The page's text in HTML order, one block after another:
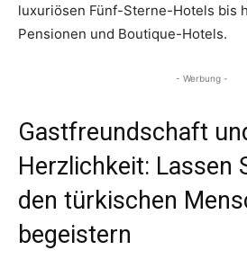
luxuriösen Fünf-Sterne-Hotels bis
Pensionen und Boutique-Hotels.
- Werbung -
Gastfreundschaft
Herzlichkeit: Lassen
den türkischen
begeistern